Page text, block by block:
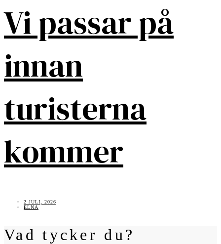
Vi passar på
innan
turisterna
kommer
2 JULI, 2026
ELNA
Vad tycker du?